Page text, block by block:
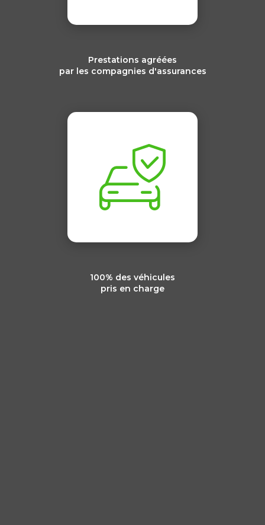
Prestations agréées
par les compagnies d'assurances
100% des véhicules
pris en charge